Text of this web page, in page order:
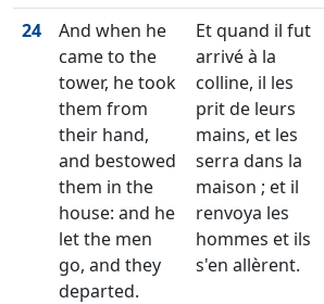
24
And when he
came to the
tower, he took
them from
their hand,
and bestowed
them in the
house: and he
let the men
go, and they
departed.
Et quand il fut
arrivé à la
colline, il les
prit de leurs
mains, et les
serra dans la
maison ; et il
renvoya les
hommes et ils
s'en allèrent.